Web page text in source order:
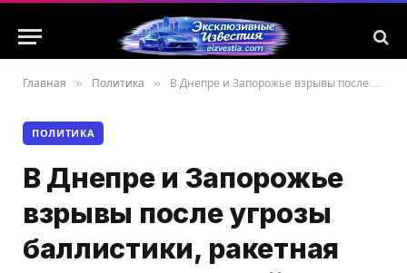
Главная » Политика » В Днепре и Запорожье взрывы после угрозы баллистики, ракетная опасность по всей Украине
ПОЛИТИКА
В Днепре и Запорожье
взрывы после угрозы
баллистики, ракетная